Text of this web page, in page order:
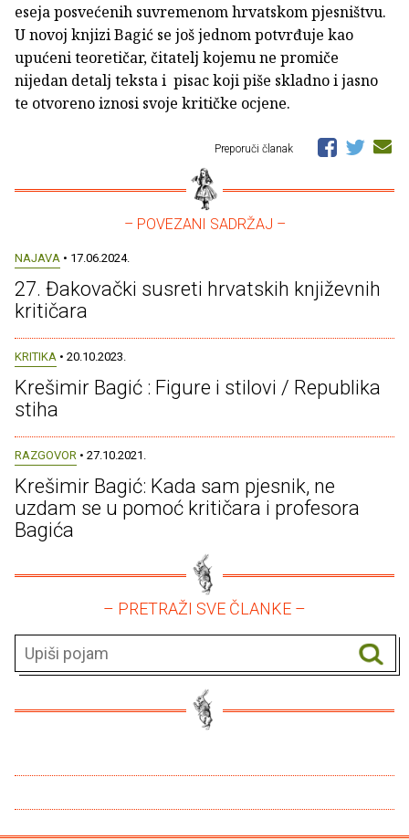
eseja posvećenih suvremenom hrvatskom pjesništvu.
U novoj knjizi Bagić se još jednom potvrđuje kao
upućeni teoretičar, čitatelj kojemu ne promiče
nijedan detalj teksta i pisac koji piše skladno i jasno
te otvoreno iznosi svoje kritičke ocjene.
Preporuči članak
– POVEZANI SADRŽAJ –
NAJAVA • 17.06.2024.
27. Đakovački susreti hrvatskih književnih
kritičara
KRITIKA • 20.10.2023.
Krešimir Bagić : Figure i stilovi / Republika
stiha
RAZGOVOR • 27.10.2021.
Krešimir Bagić: Kada sam pjesnik, ne
uzdam se u pomoć kritičara i profesora
Bagića
– PRETRAŽI SVE ČLANKE –